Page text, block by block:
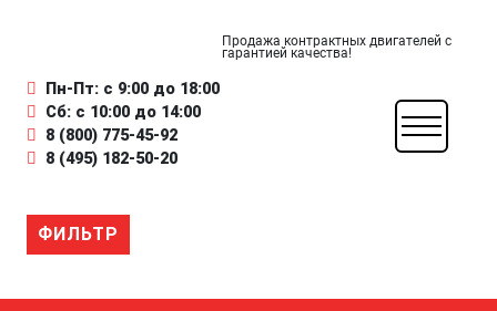
Продажа контрактных двигателей с
гарантией качества!
Пн-Пт: с 9:00 до 18:00
Сб: с 10:00 до 14:00
8 (800) 775-45-92
8 (495) 182-50-20
ФИЛЬТР